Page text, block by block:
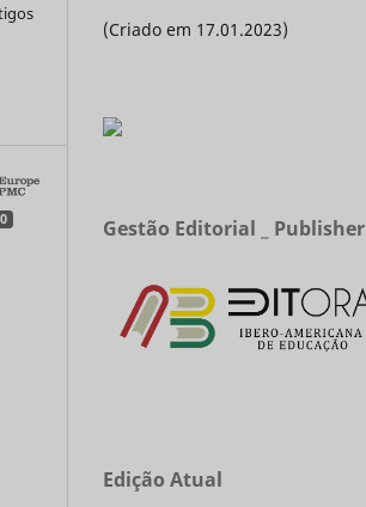
0
(Criado em 17.01.2023)
Gestão Editorial _ Publisher
Edição Atual